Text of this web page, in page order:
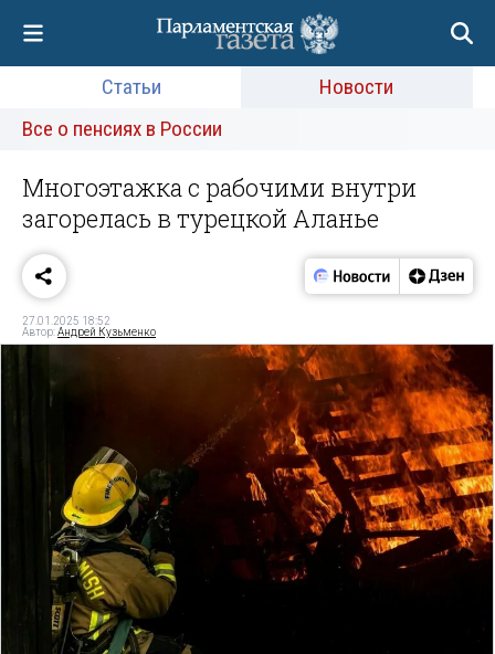
Статьи
Новости
Все о пенсиях в России
Многоэтажка с рабочими внутри
загорелась в турецкой Аланье
27.01.2025 18:52
Автор:Андрей Кузьменко